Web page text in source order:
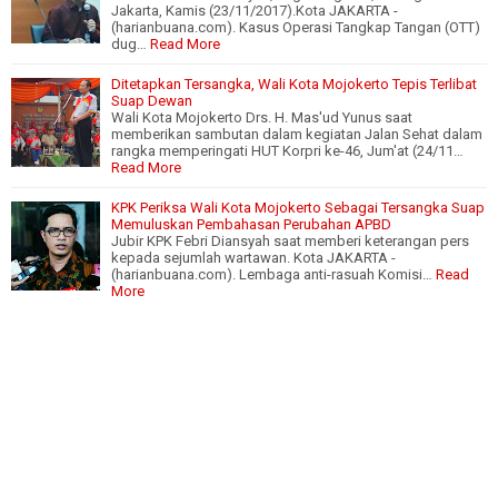
Jakarta, Kamis (23/11/2017).Kota JAKARTA -
(harianbuana.com). Kasus Operasi Tangkap Tangan (OTT)
dug…
Read More
Ditetapkan Tersangka, Wali Kota Mojokerto Tepis Terlibat
Suap Dewan
Wali Kota Mojokerto Drs. H. Mas'ud Yunus saat
memberikan sambutan dalam kegiatan Jalan Sehat dalam
rangka memperingati HUT Korpri ke-46, Jum'at (24/11…
Read More
KPK Periksa Wali Kota Mojokerto Sebagai Tersangka Suap
Memuluskan Pembahasan Perubahan APBD
Jubir KPK Febri Diansyah saat memberi keterangan pers
kepada sejumlah wartawan. Kota JAKARTA -
(harianbuana.com). Lembaga anti-rasuah Komisi…
Read
More